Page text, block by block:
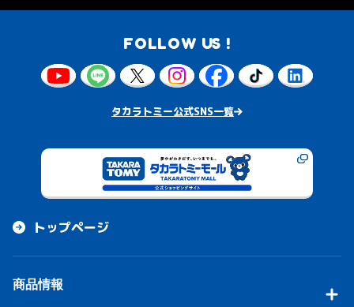
FOLLOW US !
タカラトミー公式SNS一覧
トップページ
商品情報